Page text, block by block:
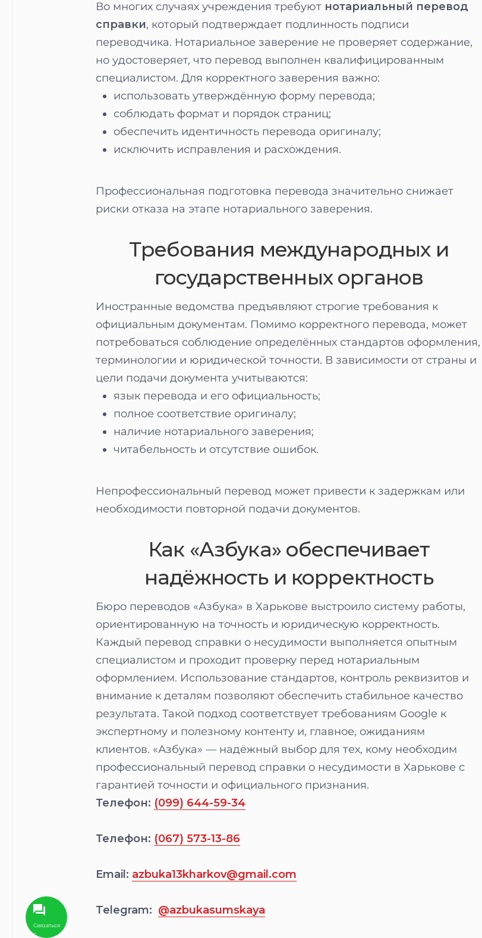
Связаться
с
Во многих случаях учреждения требуют нотариальный перевод
справки, который подтверждает подлинность подписи
переводчика. Нотариальное заверение не проверяет содержание,
но удостоверяет, что перевод выполнен квалифицированным
специалистом. Для корректного заверения важно:
использовать утверждённую форму перевода;
соблюдать формат и порядок страниц;
обеспечить идентичность перевода оригиналу;
исключить исправления и расхождения.
Профессиональная подготовка перевода значительно снижает
риски отказа на этапе нотариального заверения.
Требования международных и
государственных органов
Иностранные ведомства предъявляют строгие требования к
официальным документам. Помимо корректного перевода, может
потребоваться соблюдение определённых стандартов оформления,
терминологии и юридической точности. В зависимости от страны и
цели подачи документа учитываются:
язык перевода и его официальность;
полное соответствие оригиналу;
наличие нотариального заверения;
читабельность и отсутствие ошибок.
Непрофессиональный перевод может привести к задержкам или
необходимости повторной подачи документов.
Как «Азбука» обеспечивает
надёжность и корректность
Бюро переводов «Азбука» в Харькове выстроило систему работы,
ориентированную на точность и юридическую корректность.
Каждый перевод справки о несудимости выполняется опытным
специалистом и проходит проверку перед нотариальным
оформлением. Использование стандартов, контроль реквизитов и
внимание к деталям позволяют обеспечить стабильное качество
результата. Такой подход соответствует требованиям Google к
экспертному и полезному контенту и, главное, ожиданиям
клиентов. «Азбука» — надёжный выбор для тех, кому необходим
профессиональный перевод справки о несудимости в Харькове с
гарантией точности и официального признания.
Телефон: (099) 644-59-34
Телефон: (067) 573-13-86
Email: azbuka13kharkov@gmail.com
Telegram: @azbukasumskaya